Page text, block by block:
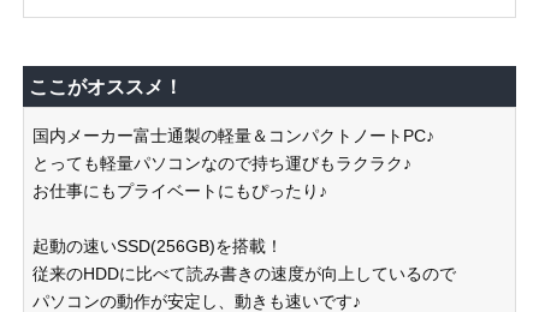
ここがオススメ！
国内メーカー富士通製の軽量＆コンパクトノートPC♪
とっても軽量パソコンなので持ち運びもラクラク♪
お仕事にもプライベートにもぴったり♪
起動の速いSSD(256GB)を搭載！
従来のHDDに比べて読み書きの速度が向上しているので
パソコンの動作が安定し、動きも速いです♪